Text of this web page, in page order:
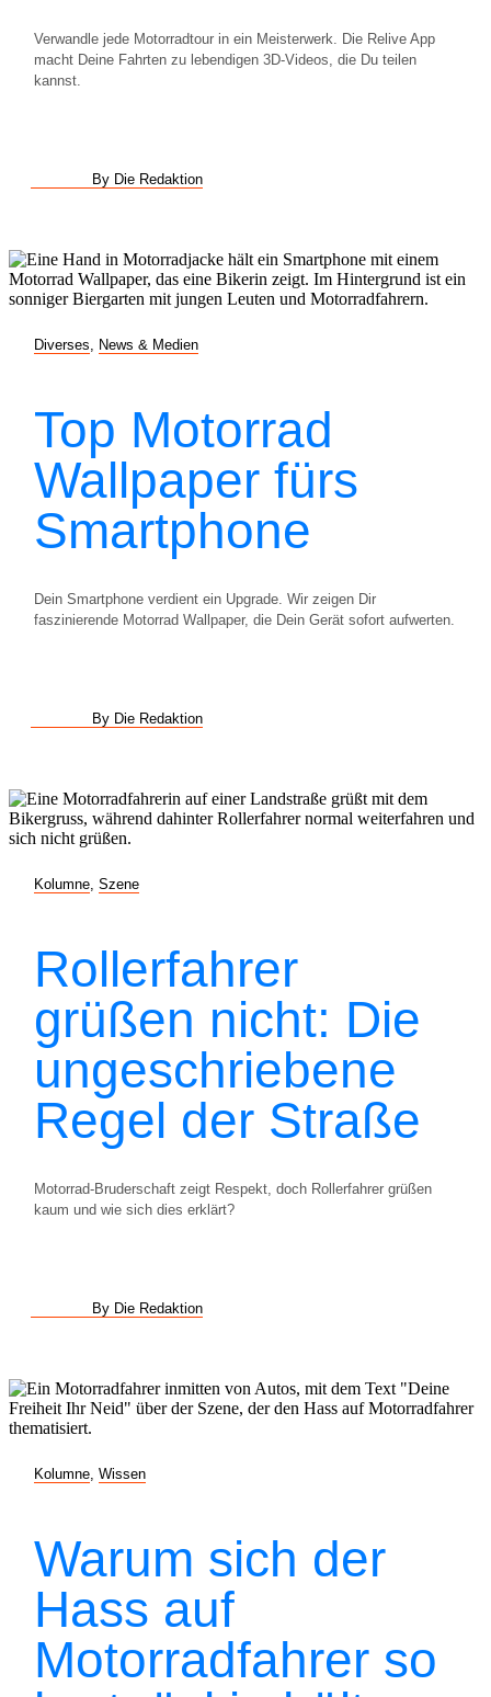
Verwandle jede Motorradtour in ein Meisterwerk. Die Relive App
macht Deine Fahrten zu lebendigen 3D-Videos, die Du teilen
kannst.
By Die Redaktion
Diverses News & Medien
Top Motorrad
Wallpaper fürs
Smartphone
Dein Smartphone verdient ein Upgrade. Wir zeigen Dir
faszinierende Motorrad Wallpaper, die Dein Gerät sofort aufwerten.
By Die Redaktion
Kolumne Szene
Rollerfahrer
grüßen nicht: Die
ungeschriebene
Regel der Straße
Motorrad-Bruderschaft zeigt Respekt, doch Rollerfahrer grüßen
kaum und wie sich dies erklärt?
By Die Redaktion
Kolumne Wissen
Warum sich der
Hass auf
Motorradfahrer so